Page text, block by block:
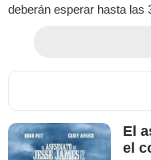
deberán esperar hasta las
El
el